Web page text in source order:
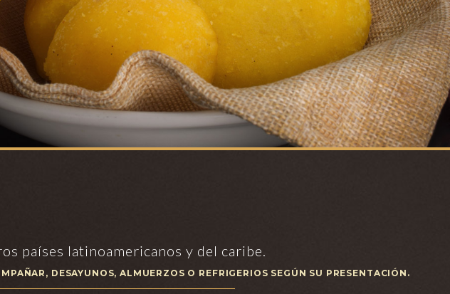
países latinoamericanos y del caribe.
DESAYUNOS, ALMUERZOS O REFRIGERIOS SEGÚN SU PRESENTACIÓN.